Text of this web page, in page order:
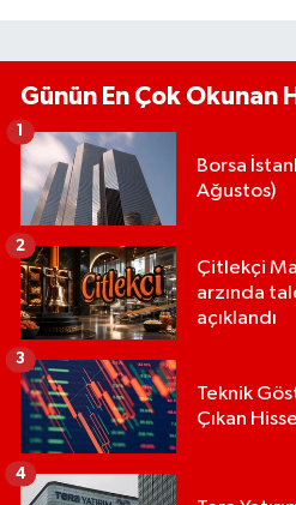
Günün En Çok Okunan
Borsa
Ağustos)
Çitlekçi
arzında
açıklandı
2
Teknik
Çıkan
3
4